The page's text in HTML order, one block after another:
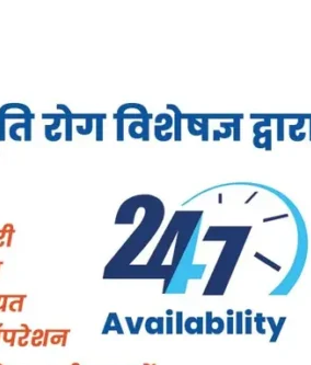
Latest
News